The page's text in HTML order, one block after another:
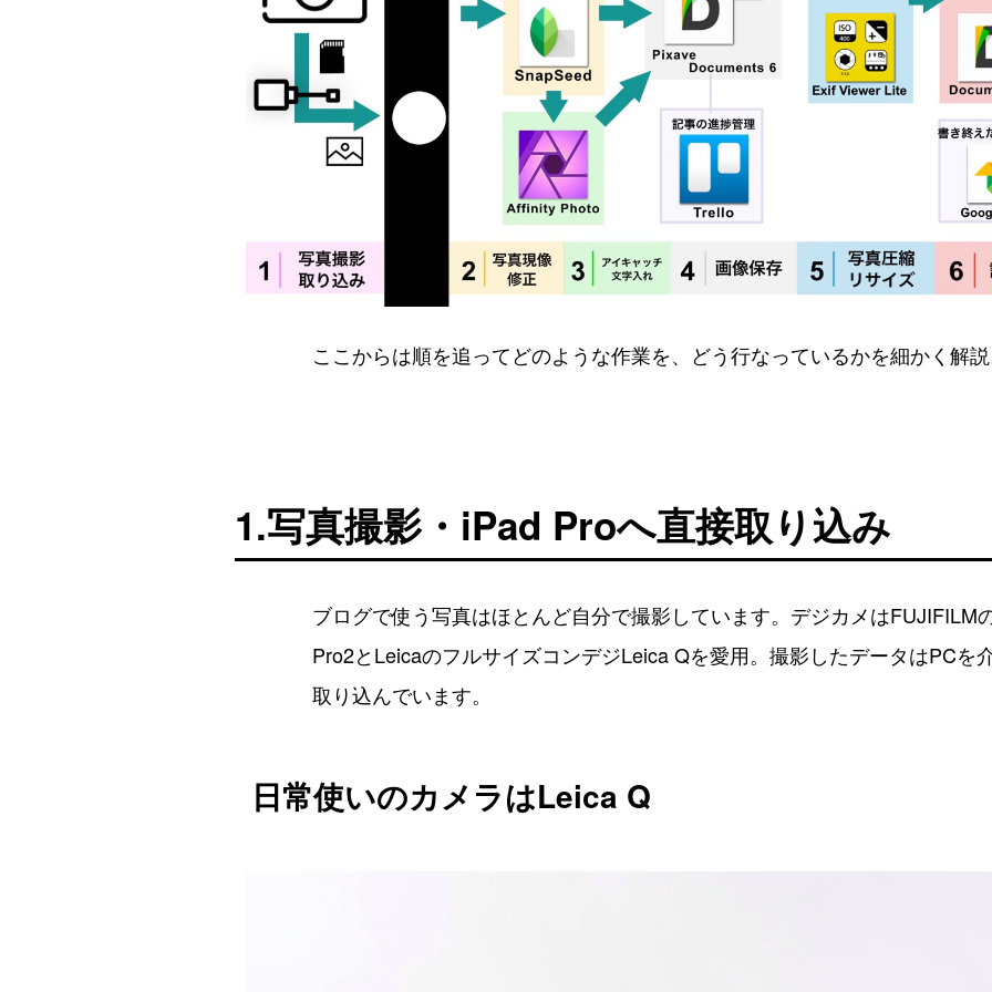
ここからは順を追ってどのような作業を、どう行なっているかを細かく解
1.写真撮影・iPad Proへ直接取り込み
ブログで使う写真はほとんど自分で撮影しています。デジカメはFUJIFILM
Pro2とLeicaのフルサイズコンデジLeica Qを愛用。撮影したデータはPCを
取り込んでいます。
日常使いのカメラはLeica Q